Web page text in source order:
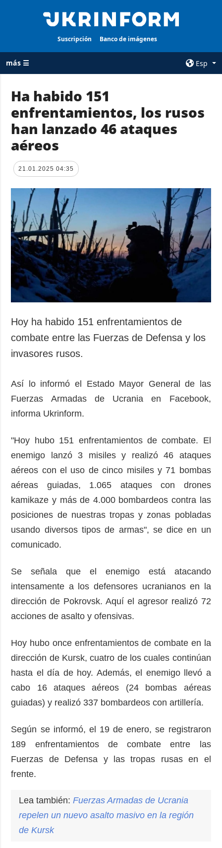
Suscripción Banco de imágenes
más ☰
Esp
TODAS LAS
CATEGORÍAS
Guerra
Reconstrucción
de Ucrania
Política
Economía
Defensa
Sociedad y
Cultura
Deportes
Crimen
Desastres y
emergencias
AGENCIA
sobre la agencia
Política de
privacidad y
protección de
datos personales
ADICIONAL
Podcasts
Fotos
Video
Releases
SERVICIOS
Suscripción
Ha habido 151
enfrentamientos, los rusos
han lanzado 46 ataques
aéreos
21.01.2025 04:35
Hoy ha habido 151 enfrentamientos de
combate entre las Fuerzas de Defensa y los
invasores rusos.
Así lo informó el Estado Mayor General de las
Fuerzas Armadas de Ucrania en Facebook,
informa Ukrinform.
"Hoy hubo 151 enfrentamientos de combate. El
enemigo lanzó 3 misiles y realizó 46 ataques
aéreos con el uso de cinco misiles y 71 bombas
aéreas guiadas, 1.065 ataques con drones
kamikaze y más de 4.000 bombardeos contra las
posiciones de nuestras tropas y zonas pobladas
usando diversos tipos de armas", se dice en un
comunicado.
Se señala que el enemigo está atacando
intensamente a los defensores ucranianos en la
dirección de Pokrovsk. Aquí el agresor realizó 72
acciones de asalto y ofensivas.
Hoy hubo once enfrentamientos de combate en la
dirección de Kursk, cuatro de los cuales continúan
hasta el día de hoy. Además, el enemigo llevó a
cabo 16 ataques aéreos (24 bombas aéreas
guiadas) y realizó 337 bombardeos con artillería.
Según se informó, el 19 de enero, se registraron
189 enfrentamientos de combate entre las
Fuerzas de Defensa y las tropas rusas en el
frente.
Lea también:Fuerzas Armadas de Ucrania
repelen un nuevo asalto masivo en la región
de Kursk